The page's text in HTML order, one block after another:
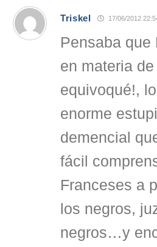
Triskel 17/06/2012
Pensaba
en materia
equivoqué!,
enorme
demencial
fácil
Franceses a
los negros,
negros…y